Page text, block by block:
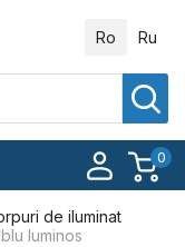
Ro Ru
0
de iluminat
luminos